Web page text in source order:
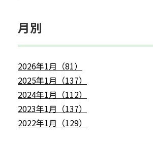
月別
2026年1月（81）
2025年1月（137）
2024年1月（112）
2023年1月（137）
2022年1月（129）